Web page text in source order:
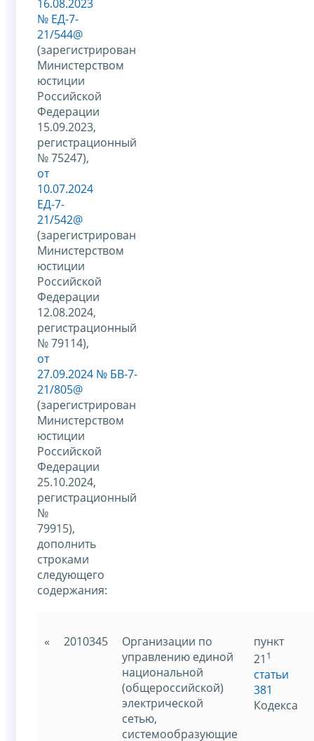
16.08.2023
№ ЕД-7-
21/544@
(зарегистрирован
Министерством
юстиции
Российской
Федерации
15.09.2023,
регистрационный
№ 75247),
от
10.07.2024
ЕД-7-
21/542@
(зарегистрирован
Министерством
юстиции
Российской
Федерации
12.08.2024,
регистрационный
№ 79114),
от
27.09.2024 № БВ-7-
21/805@
(зарегистрирован
Министерством
юстиции
Российской
Федерации
25.10.2024,
регистрационный
№
79915),
дополнить
строками
следующего
содержания:
« 2010345
Организации по
управлению единой
национальной
(общероссийской)
электрической
сетью,
системообразующие
пункт
21 1
статьи
381
Кодекса